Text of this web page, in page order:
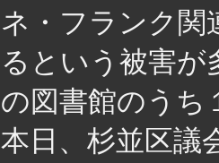
ネ・フランク関
るという被害が
の図書館のうち
本日、杉並区議